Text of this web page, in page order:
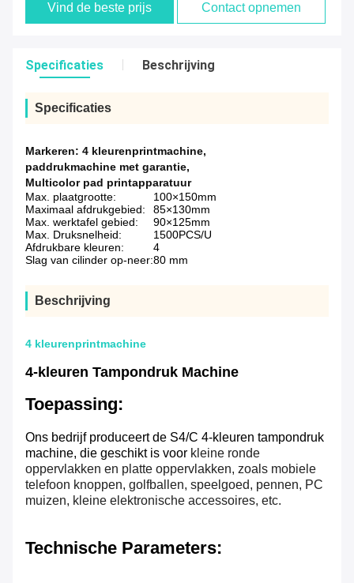
Vind de beste prijs Contact opnemen
Specificaties Beschrijving
Specificaties
Markeren: 4 kleurenprintmachine,
paddrukmachine met garantie,
Multicolor pad printapparatuur
Max. plaatgrootte:
100×150mm
Maximaal afdrukgebied:
85×130mm
Max. werktafel gebied:
90×125mm
Max. Druksnelheid:
1500PCS/U
Afdrukbare kleuren:
4
Slag van cilinder op-neer:80 mm
Beschrijving
4 kleurenprintmachine
4-kleuren Tampondruk Machine
Toepassing:
Ons bedrijf produceert de S4/C 4-kleuren tampondruk
machine, die geschikt is voor kleine ronde
oppervlakken en platte oppervlakken, zoals mobiele
telefoon knoppen, golfballen, speelgoed, pennen, PC
muizen, kleine elektronische accessoires, etc.
Technische Parameters: